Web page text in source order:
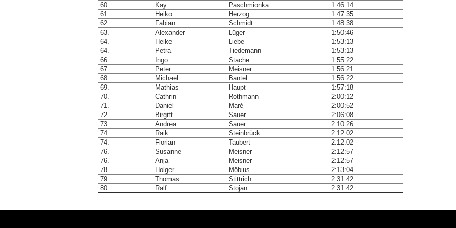
60.
Kay Paschmionka
1:46:14
61.
Heiko Herzog
1:47:35
62.
Fabian Schmidt
1:48:38
63.
Alexander Lüger
1:50:46
64.
Heike Liebe
1:53:13
64.
Petra Tiedemann
1:53:13
66.
Ingo Stache
1:55:22
67.
Peter Meisner
1:56:21
68.
Michael Bantel
1:56:22
69.
Mathias Haupt
1:57:18
70.
Cathrin Rothmann
2:00:12
71.
Daniel Maré
2:00:52
72.
Birgitt Sauer
2:06:08
73.
Andrea Sauer
2:10:26
74.
Raik Steinbrück
2:12:02
74.
Florian Taubert
2.12:02
76.
Susanne Meisner
2:12:57
76.
Anja Meisner
2:12:57
78.
Holger Möbius
2:13:04
79.
Thomas Stittrich
2:31:42
80.
Ralf Stojan 2:31:42